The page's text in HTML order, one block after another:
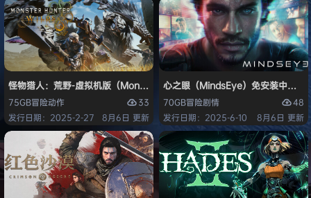
怪物猎人：荒野-虚拟机版（Monster Hunter Wilds HYPERVISOR）免安
75GB冒险动作
33
发行日期：2025-2-27
8月6日 更新
心之眼（MindsEye）免安装中文版
70GB冒险剧情
48
发行日期：2025-6-10
8月6日 更新